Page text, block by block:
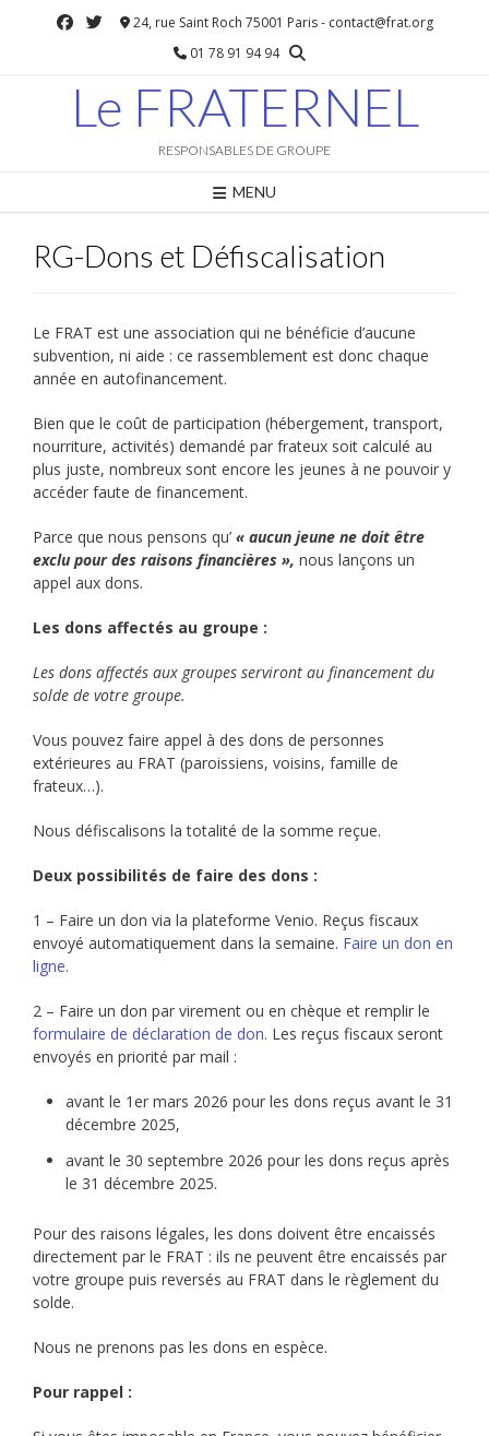
24, rue Saint Roch 75001 Paris - contact@frat.org
01 78 91 94 94
Le FRATERNEL
RESPONSABLES DE GROUPE
MENU
RG-Dons et Défiscalisation
Le FRAT est une association qui ne bénéficie d’aucune
subvention, ni aide : ce rassemblement est donc chaque
année en autofinancement.
Bien que le coût de participation (hébergement, transport,
nourriture, activités) demandé par frateux soit calculé au
plus juste, nombreux sont encore les jeunes à ne pouvoir y
accéder faute de financement.
Parce que nous pensons qu’ « aucun jeune ne doit être
exclu pour des raisons financières », nous lançons un
appel aux dons.
Les dons affectés au groupe :
Les dons affectés aux groupes serviront au financement du
solde de votre groupe.
Vous pouvez faire appel à des dons de personnes
extérieures au FRAT (paroissiens, voisins, famille de
frateux…).
Nous défiscalisons la totalité de la somme reçue.
Deux possibilités de faire des dons :
1 – Faire un don via la plateforme Venio. Reçus fiscaux
envoyé automatiquement dans la semaine. Faire un don en
ligne.
2 – Faire un don par virement ou en chèque et remplir le
formulaire de déclaration de don. Les reçus fiscaux seront
envoyés en priorité par mail :
avant le 1er mars 2026 pour les dons reçus avant le 31
décembre 2025,
avant le 30 septembre 2026 pour les dons reçus après
le 31 décembre 2025.
Pour des raisons légales, les dons doivent être encaissés
directement par le FRAT : ils ne peuvent être encaissés par
votre groupe puis reversés au FRAT dans le règlement du
solde.
Nous ne prenons pas les dons en espèce.
Pour rappel :